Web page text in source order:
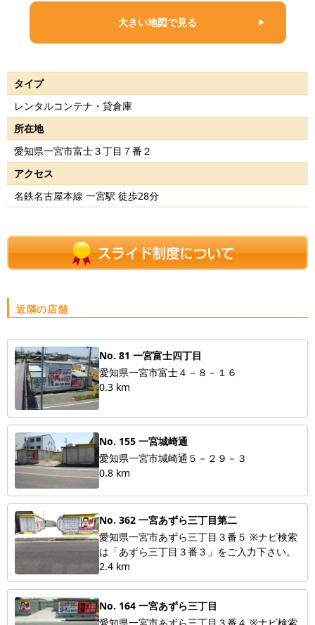
大きい地図で見る
タイプ
レンタルコンテナ・貸倉庫
所在地
愛知県一宮市富士３丁目７番２
アクセス
名鉄名古屋本線 一宮駅 徒歩28分
近隣の店舗
No. 81 一宮富士四丁目
愛知県一宮市富士４－８－１６
0.3 km
No. 155 一宮城崎通
愛知県一宮市城崎通５－２９－３
0.8 km
No. 362 一宮あずら三丁目第二
愛知県一宮市あずら三丁目３番５ ※ナビ検索
は「あずら三丁目３番３」をご入力下さい。
2.4 km
No. 164 一宮あずら三丁目
愛知県一宮市あずら三丁目３番４ ※ナビ検索